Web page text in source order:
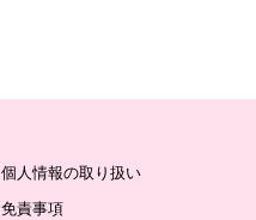
個人情報の取り扱い
免責事項